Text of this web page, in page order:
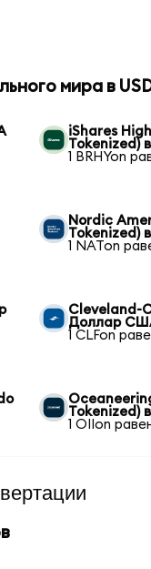
мира в
iShares
Tokenized)
1 BRHYon
Nordic
Tokenized)
1 NATon
Cleveland-
Доллар
1 CLFon
Tokenized)
1 OIIon